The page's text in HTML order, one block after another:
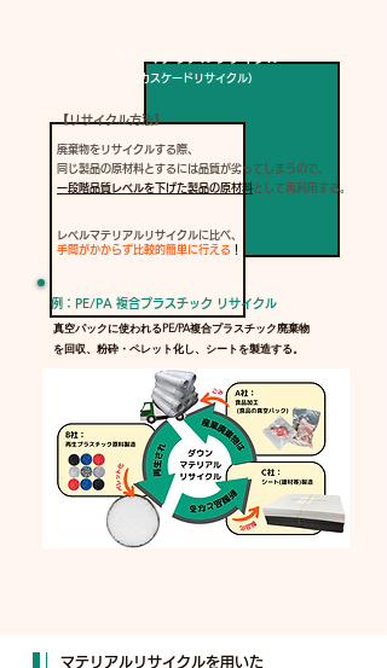
（カスケードリサイクル）
【リサイクル方法】
廃棄物をリサイクルする際、
同じ製品の原材料とするには品質が劣ってしまうので、
一段階品質レベルを下げた製品の原材料として再利用する。
レベルマテリアルリサイクルに比べ、
手間がかからず比較的簡単に行える ！
例：PE/PA 複合プラスチック リサイク​ル
真空パックに使われるPE/PA複合プラスチック廃棄物
を回収、粉砕・ペレット化し、シートを製造する。
マテリアルリサイクルを用いた